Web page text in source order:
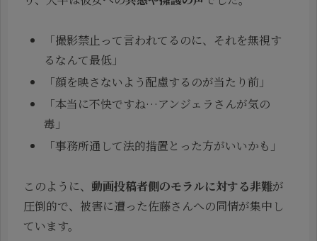
「撮影禁止って言われてるのに、それを無視す
るなんて最低」
「顔を映さないよう配慮するのが当たり前」
「本当に不快ですね…アンジェラさんが気の
毒」
「事務所通して法的措置とった方がいいかも」
このように、 動画投稿者側のモラルに対する非難が
圧倒的で、被害に遭った佐藤さんへの同情が集中し
ています。